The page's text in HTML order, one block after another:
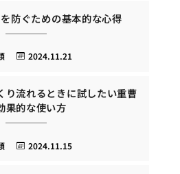
防ぐための基本的な心得
2024.11.21
り流れるときに試したい重曹
果的な使い方
2024.11.15